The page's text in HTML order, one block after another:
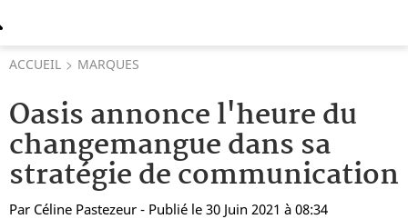
ACCUEIL MARQUES
Oasis annonce l'heure du
changemangue dans sa
stratégie de communication
Par Céline Pastezeur - Publié le 30 Juin 2021 à 08:34